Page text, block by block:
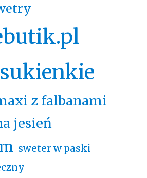
sukienkie
z falbanami
jesień
sweter w paski